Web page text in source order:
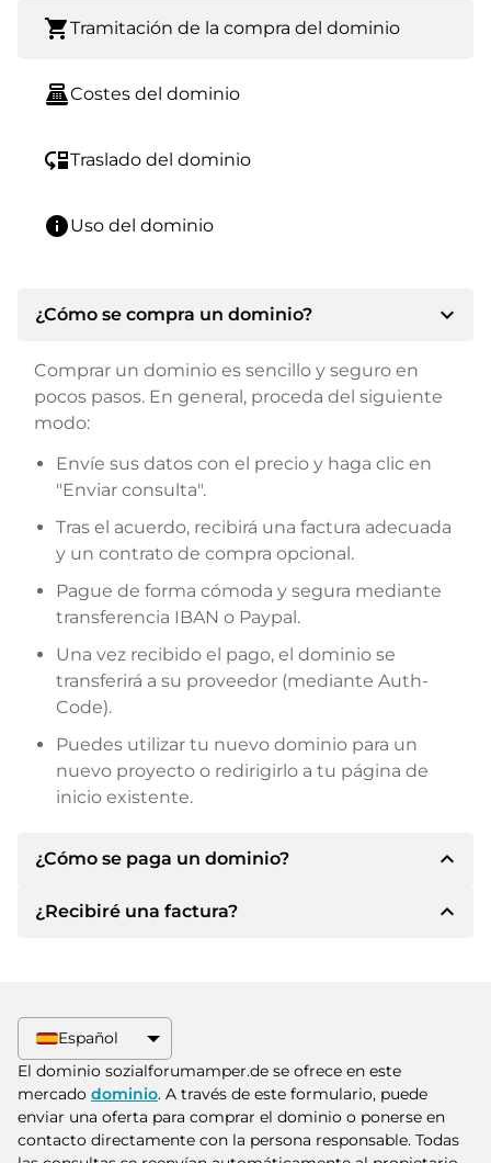
shopping_cartTramitación de la compra del dominio
point_of_saleCostes del dominio
move_downTraslado del dominio
infoUso del dominio
¿Cómo se compra un dominio? expand_more
Comprar un dominio es sencillo y seguro en
pocos pasos. En general, proceda del siguiente
modo:
Envíe sus datos con el precio y haga clic en
"Enviar consulta".
Tras el acuerdo, recibirá una factura adecuada
y un contrato de compra opcional.
Pague de forma cómoda y segura mediante
transferencia IBAN o Paypal.
Una vez recibido el pago, el dominio se
transferirá a su proveedor (mediante Auth-
Code).
Puedes utilizar tu nuevo dominio para un
nuevo proyecto o redirigirlo a tu página de
inicio existente.
¿Cómo se paga un dominio? expand_less
Tras llegar a un acuerdo, el propietario le
Paypal u otros métodos de pago.
Indique siempre el nombre de dominio y el
número de factura al realizar la transferencia.
¿Recibiré una factura? expand_less
superiores, también recibirá un contrato de
compra adicional si lo solicita.
Español
El dominio sozialforumamper.de se ofrece en este
mercado dominio. A través de este formulario, puede
enviar una oferta para comprar el dominio o ponerse en
contacto directamente con la persona responsable. Todas